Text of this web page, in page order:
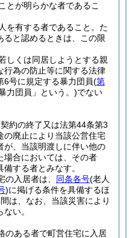
とが明らかな者であるこ
を有する者であること。 た
ると認めるときは、この限
しくは同居しようとする親
行為の防止等に関する法律
6号に規定する暴力団員(第
力団員」という。)でない
約の終了又は法第44条第3
の廃止により当該公営住宅
が、当該明渡しに伴い他の
場合においては、その者
する者とみなす。
の入居者は、 同条各号(老人
)に掲げる条件を具備するほ
は、なお、当該災害により
い。
のある者で町営住宅に入居